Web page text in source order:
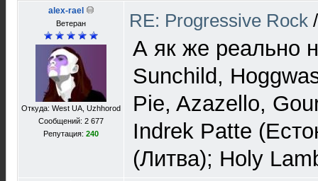
alex-rael
Ветеран
Откуда: West UA, Uzhhorod
Сообщений: 2 677
Репутация: 240
RE: Progressive Rock
А як же реально
Sunchild,
Pie, Azazello,
Indrek Patte
(Литва); Holy